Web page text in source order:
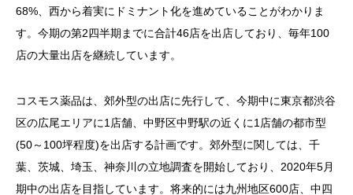
68%、西から着実にドミナント化を進めていることがわかりま
す。今期の第2四半期までに合計46店を出店しており、毎年100
店の大量出店を継続しています。
コスモス薬品は、郊外型の出店に先行して、今期中に東京都渋谷
区の広尾エリアに1店舗、中野区中野駅の近くに1店舗の都市型
(50～100坪程度)を出店する計画です。郊外型に関しては、千
葉、茨城、埼玉、神奈川の立地調査を開始しており、2020年5月
期中の出店を目指しています。将来的には九州地区600店、中四